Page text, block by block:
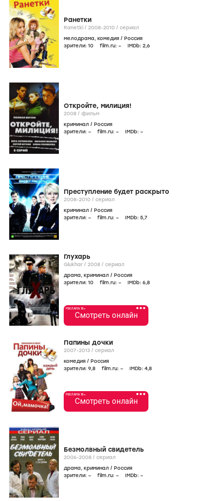
Ранетки
Ranetki / 2008-2010 / сериал
мелодрама, комедия / Россия
зрители: 10 film.ru: – IMDb: 2,6
Откройте, милиция!
2008 / фильм
криминал / Россия
зрители: – film.ru: – IMDb: –
Преступление будет раскрыто
2008-2010 / сериал
криминал / Россия
зрители: – film.ru: – IMDb: 5,7
Глухарь
Glukhar / 2008 / сериал
драма, криминал / Россия
зрители: 10 film.ru: – IMDb: 6,8
•••
РЕКЛАМА 18+
Смотреть онлайн
Папины дочки
2007-2013 / сериал
комедия / Россия
зрители: 9,8 film.ru: – IMDb: 4,8
•••
РЕКЛАМА 18+
Смотреть онлайн
Безмолвный свидетель
2006-2008 / сериал
драма, криминал / Россия
зрители: – film.ru: – IMDb: –